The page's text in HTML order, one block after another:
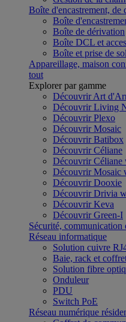
Boîte d'encastrement,
Boîte
Boîte de dérivation
Boîte DCL et
Boîte et prise de sol
Appareillage, maison
tout
Explorer par gamme
Découvrir Art
Découvrir Living
Découvrir Plexo
Découvrir Mosaic
Découvrir Batibox
Découvrir Céliane
Découvrir Céliane
Découvrir Mosaic
Découvrir Dooxie
Découvrir Drivia
Découvrir Keva
Découvrir Green-I
Sécurité, communication
Réseau informatique
Solution cuivre
Baie, rack et
Solution fibre
Onduleur
PDU
Switch PoE
Réseau numérique